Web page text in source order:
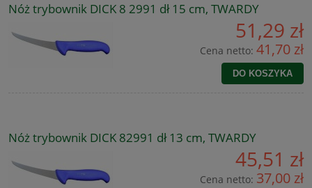
Nóż trybownik DICK 8 2991 dł 15 cm, TWARDY
51,29 zł
Cena netto: 41,70 zł
DO KOSZYKA
Nóż trybownik DICK 82991 dł 13 cm, TWARDY
45,51 zł
Cena netto: 37,00 zł